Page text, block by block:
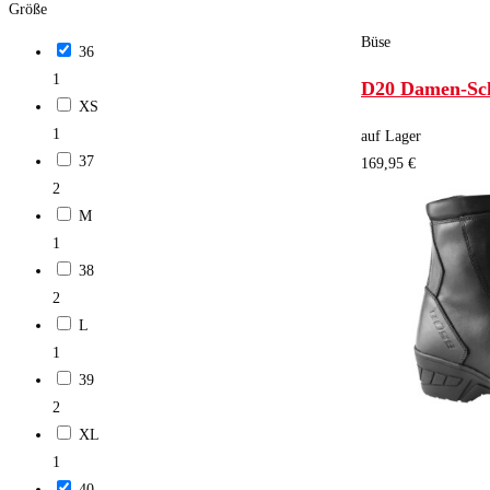
Größe
36
1
XS
1
37
2
M
1
38
2
L
1
39
2
XL
1
Büse
D20 Damen-
auf Lager
169,95 €